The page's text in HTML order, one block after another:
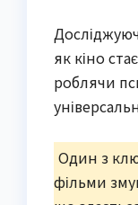
як кіно
роблячи
Один з
фільми